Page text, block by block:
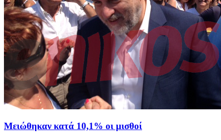
Μειώθηκαν κατά 10,1% οι μισθοί